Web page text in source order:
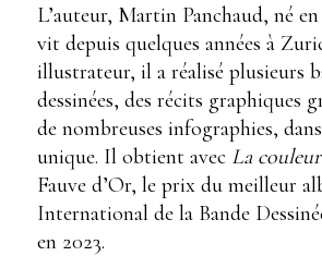
L’auteur, Martin Panchaud, né en
vit depuis quelques années à
illustrateur, il a réalisé plusieurs
dessinées, des récits graphiques
de nombreuses infographies,
unique. Il obtient avec La
Fauve d’Or, le prix du meilleur
International de la Bande
en 2023.